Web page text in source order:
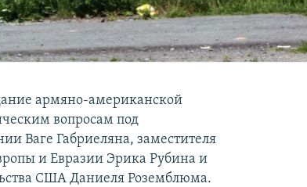
армяно-американской
вопросам под
Ваге Габриеляна, заместителя
и Евразии Эрика Рубина и
США Даниеля Роземблюма.